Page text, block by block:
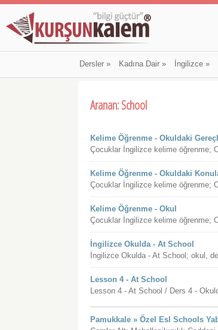
Dersler» Kadına Dair» İngilizce»
Aranan: School
Kelime Öğrenme - Okuldaki
Çocuklar İngilizce kelime öğrenme;
Kelime Öğrenme - Okuldaki
Çocuklar İngilizce kelime öğrenme;
Kelime Öğrenme - Okul
Çocuklar İngilizce kelime öğrenme;
İngilizce Okulda - At School
İngilizce Okulda - At School; okul,
Lesson 4 - At School
Lesson 4 - At School / Ders 4 -
Pamukkale » Özel Esl Schools